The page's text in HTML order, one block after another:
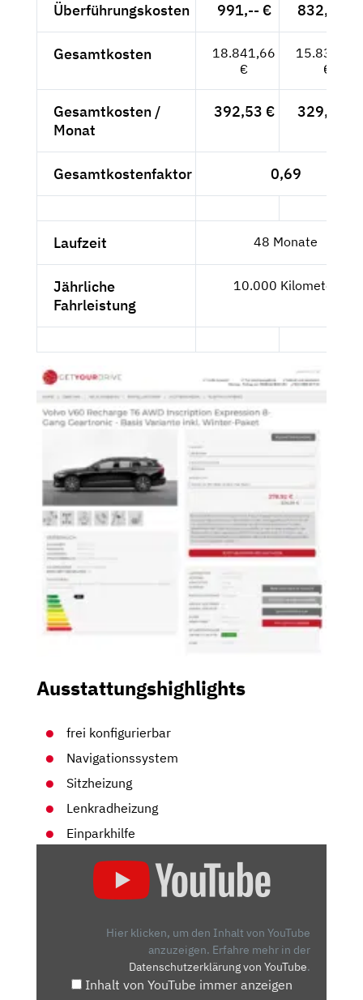
Überführungskosten 991,-- € 832,77 €
Gesamtkosten
18.841,66
€
15.833,33
€
Gesamtkosten /
Monat
392,53 € 329,86 €
Gesamtkostenfaktor 0,69
Laufzeit 48 Monate
Jährliche
Fahrleistung
10.000 Kilometer
Ausstattungshighlights
frei konfigurierbar
Navigationssystem
Sitzheizung
Lenkradheizung
Einparkhilfe
AHINTER? –
Hier klicken, um den Inhalt von YouTube
anzuzeigen. Erfahre mehr in der
Datenschutzerklärung von YouTube.
Inhalt von YouTube immer anzeigen